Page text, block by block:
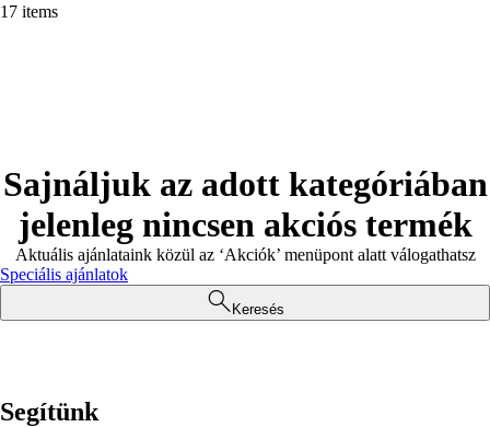
17 items
Sajnáljuk az adott kategóriában
jelenleg nincsen akciós termék
Aktuális ajánlataink közül az ‘Akciók’ menüpont alatt válogathatsz
Speciális ajánlatok
Keresés
Segítünk